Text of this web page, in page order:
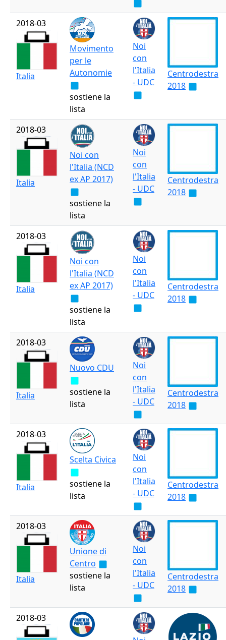
2018-03
Italia
Movimento
per le
Autonomie
sostiene la
lista
Noi
con
l'Italia
- UDC
Centrodestra
2018
2018-03
Italia
Noi con
l'Italia (NCD
ex AP 2017)
sostiene la
lista
Noi
con
l'Italia
- UDC
Centrodestra
2018
2018-03
Italia
Noi con
l'Italia (NCD
ex AP 2017)
sostiene la
lista
Noi
con
l'Italia
- UDC
Centrodestra
2018
2018-03
Italia
Nuovo CDU
sostiene la
lista
Noi
con
l'Italia
- UDC
Centrodestra
2018
2018-03
Italia
Scelta Civica
sostiene la
lista
Noi
con
l'Italia
- UDC
Centrodestra
2018
2018-03
Italia
Unione di
Centro
sostiene la
lista
Noi
con
l'Italia
- UDC
Centrodestra
2018
2018-03